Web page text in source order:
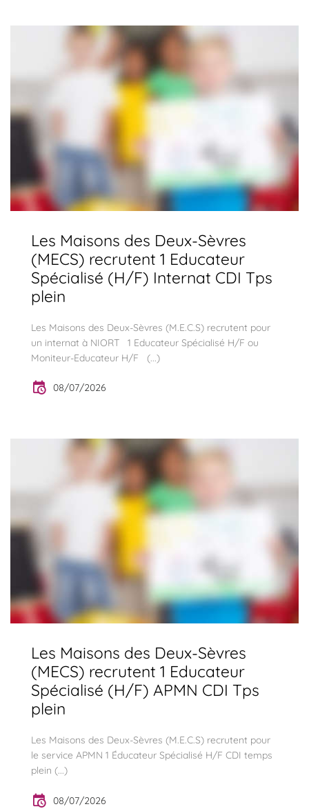
Les Maisons des Deux-Sèvres
(MECS) recrutent 1 Educateur
Spécialisé (H/F) Internat CDI Tps
plein
Les Maisons des Deux-Sèvres (M.E.C.S) recrutent pour
un internat à NIORT 1 Educateur Spécialisé H/F ou
Moniteur-Educateur H/F (...)
08/07/2026
Les Maisons des Deux-Sèvres
(MECS) recrutent 1 Educateur
Spécialisé (H/F) APMN CDI Tps
plein
Les Maisons des Deux-Sèvres (M.E.C.S) recrutent pour
le service APMN 1 Éducateur Spécialisé H/F CDI temps
plein (...)
08/07/2026